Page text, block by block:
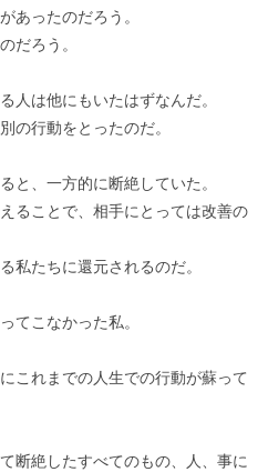
あったのだろう。
だろう。
人は他にもいたはずなんだ。
の行動をとったのだ。
と、一方的に断絶していた。
ることで、相手にとっては改善の
私たちに還元されるのだ。
てこなかった私。
これまでの人生での行動が蘇って
断絶したすべてのもの、人、事に